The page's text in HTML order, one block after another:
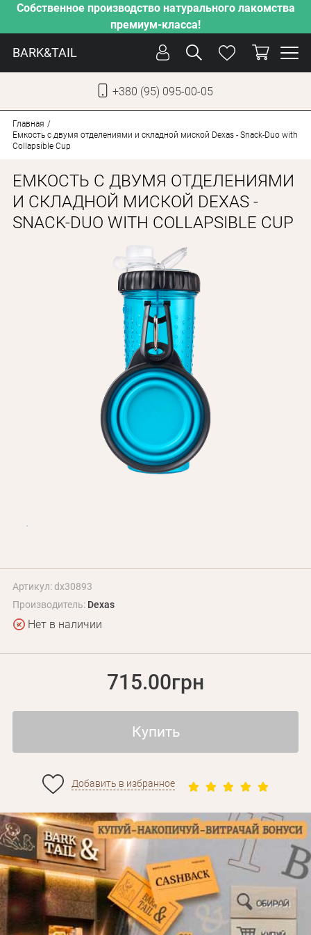
Собственное производство натурального лакомства
премиум-класса!
BARK&TAIL
+380 (95) 095-00-05
КОТЫ
ОТ ЖАРЫ
НАШЕ ПРОИЗВОДСТВО
НОВИНКИ
АКЦИИ
О КОМПАНИИ
БЛОГ
Оплата и доставка
Программа лояльности
Оптовым клиентам
Контакты
Главная
Емкость с двумя отделениями и складной миской Dexas - Snack-Duo with
Collapsible Cup
ЕМКОСТЬ С ДВУМЯ ОТДЕЛЕНИЯМИ
И СКЛАДНОЙ МИСКОЙ DEXAS -
SNACK-DUO WITH COLLAPSIBLE CUP
Артикул: dx30893
Производитель: Dexas
Нет в наличии
715.00грн
Купить
Добавить в избранное
Забыли пароль?
Личные данные